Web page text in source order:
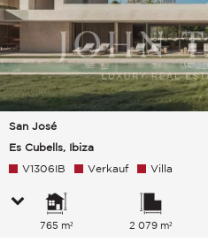
San José
Es Cubells, Ibiza
V1306IB Verkauf Villa
765 m² 2 079 m²